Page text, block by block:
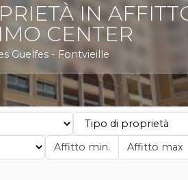
IN
CENTER
Guelfes - Fontvieille